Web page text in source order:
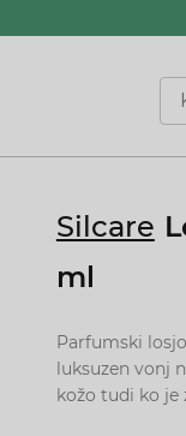
Silcare
ml
Parfumski
luksuzen vonj
kožo tudi ko je